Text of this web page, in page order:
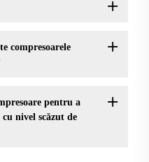
compresoarele
pentru a
nivel scăzut de